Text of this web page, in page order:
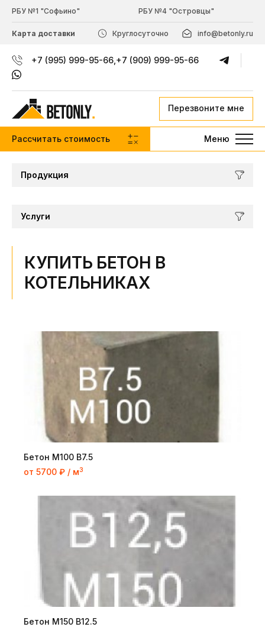
РБУ №1 "Софьино" РБУ №4 "Островцы"
Карта доставки Круглосуточно info@betonly.ru
+7 (995) 999-95-66 +7 (909) 999-95-66
Перезвоните мне
Рассчитать стоимость Меню
Продукция
Услуги
КУПИТЬ БЕТОН В
КОТЕЛЬНИКАХ
Бетон М100 В7.5
от 5700 ₽ / м3
Бетон М150 В12.5